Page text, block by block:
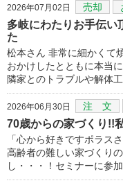
2026年07月02日 売却
多岐にわたりお手伝い
た
松本さん 非常に細かくて
おかけしたとともに本当に
隣家とのトラブルや解体
2026年06月30日 注 文
70歳からの家づくり!!
「心から好きですポラス
高齢者の難しい家づくり
し・・・！セミナーに参